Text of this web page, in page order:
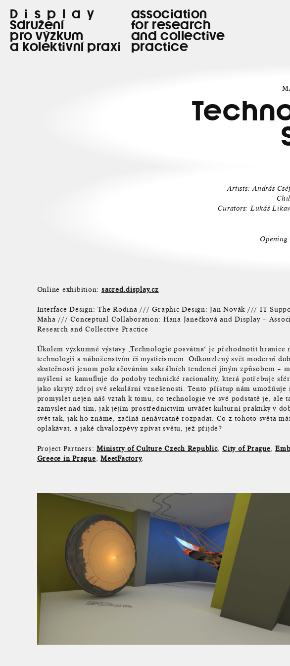
Display
Sdružení
pro výzkum
a kolektivní praxi
association
for research
and collective
practice
Artists: András
Curators: Lukáš
Online exhibition: sacred.display.cz
Interface Design: The Rodina /// Graphic Design: Jan Novák /// IT
Maha /// Conceptual Collaboration: Hana Janečková and Display –
Research and Collective Practice
Úkolem výzkumné výstavy ‚Technologie posvátna‘ je přehodnotit hranice
technologií a náboženstvím či mysticismem. Odkouzlený svět moderní
skutečnosti jenom pokračováním sakrálních tendencí jiným způsobem –
myšlení se kamufluje do podoby technické racionality, která potřebuje
jako skrytý zdroj své sekulární vznešenosti. Tento přístup nám umožňuje
promyslet nejen náš vztah k tomu, co technologie ve své podstatě je, ale
zamyslet nad tím, jak jejím prostřednictvím utvářet kulturní praktiky v
svět tak, jak ho známe, začíná nenávratně rozpadat. Co z tohoto světa
oplakávat, a jaké chvalozpěvy zpívat světu, jež přijde?
Project Partners:Ministry of Culture Czech Republic,City of Prague,
Greece in Prague,MeetFactory.